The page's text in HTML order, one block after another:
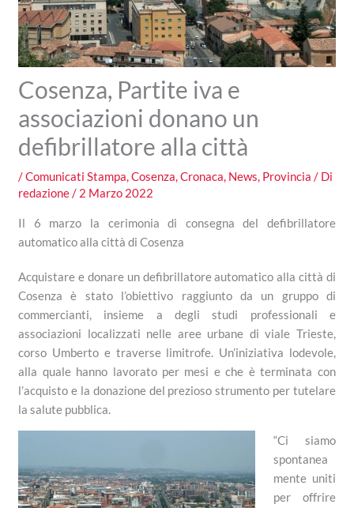
Cosenza, Partite iva e
associazioni donano un
defibrillatore alla città
/Comunicati Stampa,Cosenza,Cronaca, News, Provincia / Di
redazione/ 2 Marzo 2022
Il 6 marzo la cerimonia di consegna del defibrillatore
automatico alla città di Cosenza
Acquistare e donare un defibrillatore automatico alla città di
Cosenza è stato l’obiettivo raggiunto da un gruppo di
commercianti, insieme a degli studi professionali e
associazioni localizzati nelle aree urbane di viale Trieste,
corso Umberto e traverse limitrofe. Un’iniziativa lodevole,
alla quale hanno lavorato per mesi e che è terminata con
l’acquisto e la donazione del prezioso strumento per tutelare
la salute pubblica.
“Ci siamo
spontanea
mente uniti
per offrire